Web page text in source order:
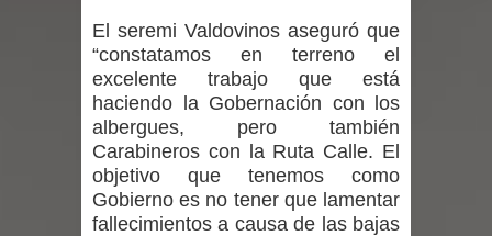
por las culturas japonesa y coreana
Renuncia del seremi Minvu en el
Maule golpea al Gobierno en medio de
Talca
El seremi Valdovinos aseguró que
“constatamos en terreno el
excelente trabajo que está
haciendo la Gobernación con los
albergues, pero también
Carabineros con la Ruta Calle. El
objetivo que tenemos como
Gobierno es no tener que lamentar
fallecimientos a causa de las bajas